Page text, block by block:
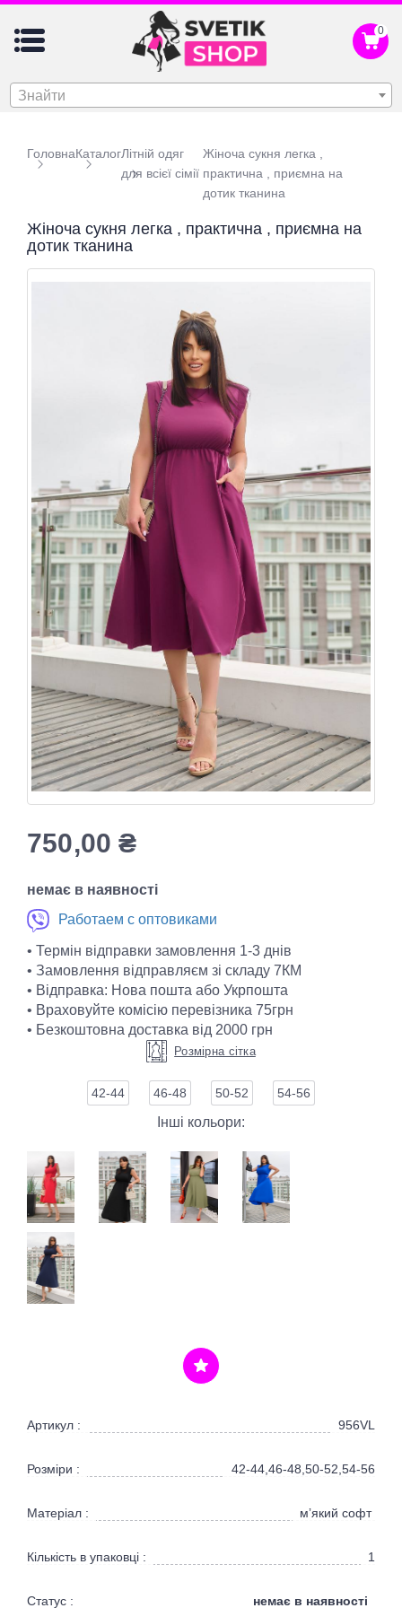
0
Знайти
ГоловнаКаталогЛітній одяг
для всієї сімії
Жіноча сукня легка ,
практична , приємна на
дотик тканина
Жіноча сукня легка , практична , приємна на
дотик тканина
750,00₴
немає в наявності
Работаем с оптовиками
• Термін відправки замовлення 1-3 днів
• Замовлення відправляєм зі складу 7КМ
• Відправка: Нова пошта або Укрпошта
• Враховуйте комісію перевізника 75грн
• Безкоштовна доставка від 2000 грн
Розмірна сітка
42-44 46-48 50-52 54-56
Інші кольори:
Артикул : 956VL
Розміри : 42-44,46-48,50-52,54-56
Матеріал : мʼякий софт
Кількість в упаковці : 1
Статус : немає в наявності